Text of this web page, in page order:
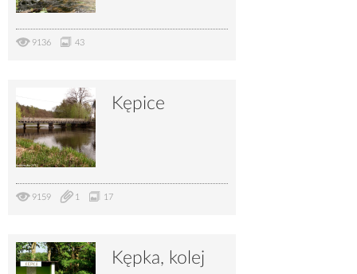
9136 43
Kępice
9159 1 17
Kępka, kolej